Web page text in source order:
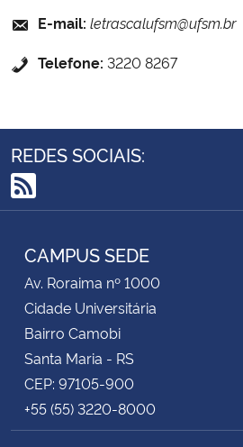
E-mail: letrascalufsm@ufsm.br
Telefone: 3220 8267
REDES SOCIAIS:
RSS
CAMPUS SEDE
Av. Roraima nº 1000
Cidade Universitária
Bairro Camobi
Santa Maria - RS
CEP: 97105-900
+55 (55) 3220-8000